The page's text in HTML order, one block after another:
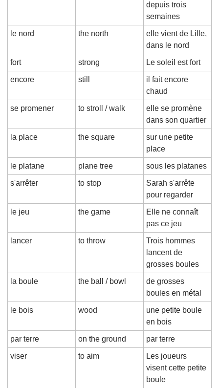
depuis trois
semaines
le nord the north
elle vient de Lille,
dans le nord
fort strong Le soleil est fort
encore still
il fait encore
chaud
se promener to stroll / walk
elle se promène
dans son quartier
la place the square
sur une petite
place
le platane plane tree sous les platanes
s'arrêter to stop
Sarah s'arrête
pour regarder
le jeu the game
Elle ne connaît
pas ce jeu
lancer to throw
Trois hommes
lancent de
grosses boules
la boule the ball / bowl
de grosses
boules en métal
le bois wood
une petite boule
en bois
par terre on the ground par terre
viser to aim
Les joueurs
visent cette petite
boule